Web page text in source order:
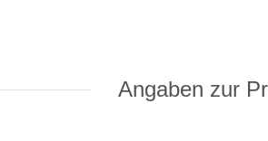
Angaben zur